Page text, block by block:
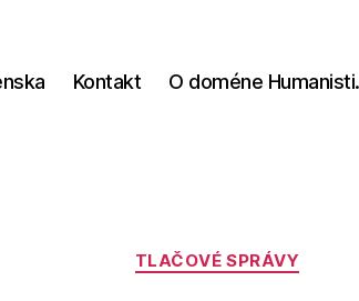
Kontakt O doméne
Kategórie
TLAČOVÉ SPRÁVY